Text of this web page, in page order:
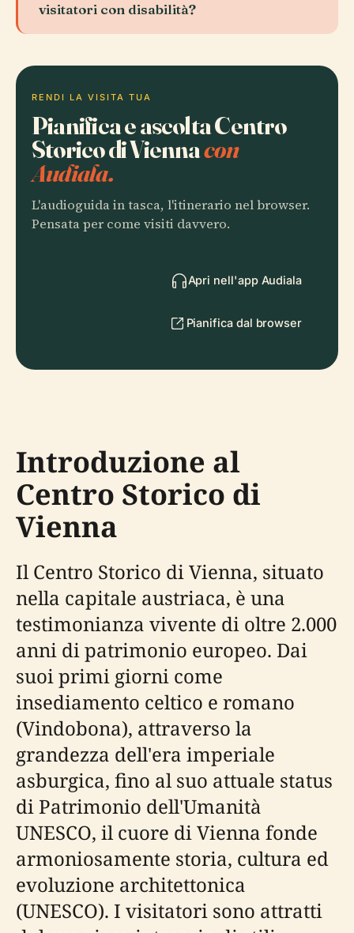
visitatori con disabilità?
RENDI LA VISITA TUA
Pianifica e ascolta Centro
Storico di Viennacon
Audiala.
L'audioguida in tasca, l'itinerario nel browser.
Pensata per come visiti davvero.
Apri nell'app Audiala
Pianifica dal browser
Introduzione al
Centro Storico di
Vienna
Il Centro Storico di Vienna, situato
nella capitale austriaca, è una
testimonianza vivente di oltre 2.000
anni di patrimonio europeo. Dai
suoi primi giorni come
insediamento celtico e romano
(Vindobona), attraverso la
grandezza dell'era imperiale
asburgica, fino al suo attuale status
di Patrimonio dell'Umanità
UNESCO, il cuore di Vienna fonde
armoniosamente storia, cultura ed
evoluzione architettonica
(UNESCO). I visitatori sono attratti